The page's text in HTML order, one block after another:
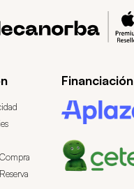
Financiación